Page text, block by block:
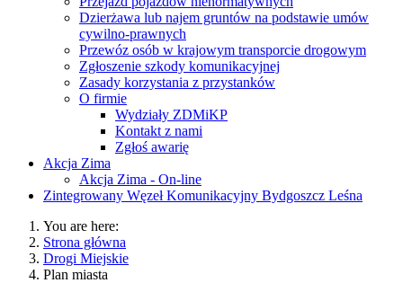
Dzierżawa lub najem gruntów na podstawie umów
cywilno-prawnych
Przewóz osób w krajowym transporcie drogowym
Zgłoszenie szkody komunikacyjnej
Zasady korzystania z przystanków
O firmie
Wydziały ZDMiKP
Kontakt z nami
Zgłoś awarię
Akcja Zima
Akcja Zima - On-line
Zintegrowany Węzeł Komunikacyjny Bydgoszcz Leśna
You are here:
Strona główna
Drogi Miejskie
Plan miasta